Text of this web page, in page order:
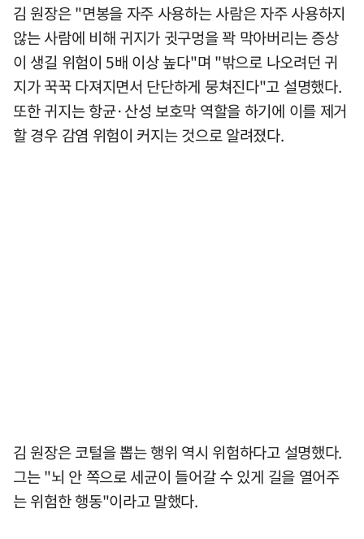
김 원장은 "면봉을 자주 사용하는 사람은 자주 사용하지
않는 사람에 비해 귀지가 귓구멍을 꽉 막아버리는 증상
이 생길 위험이 5배 이상 높다"며 "밖으로 나오려던 귀
지가 꾹꾹 다져지면서 단단하게 뭉쳐진다"고 설명했다.
또한 귀지는 항균·산성 보호막 역할을 하기에 이를 제거
할 경우 감염 위험이 커지는 것으로 알려졌다.
김 원장은 코털을 뽑는 행위 역시 위험하다고 설명했다.
그는 "뇌 안 쪽으로 세균이 들어갈 수 있게 길을 열어주
는 위험한 행동"이라고 말했다.